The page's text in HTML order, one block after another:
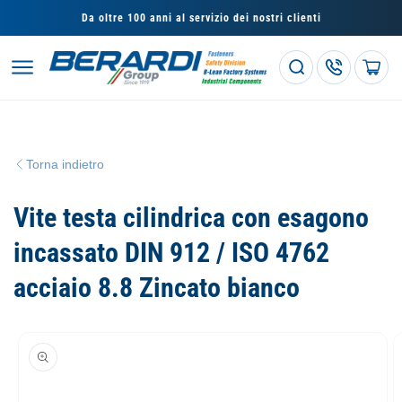
direttamente
ai contenuti
Da oltre 100 anni al servizio dei nostri clienti
Carrello
Torna indietro
Vite testa cilindrica con esagono
incassato DIN 912 / ISO 4762
acciaio 8.8 Zincato bianco
sul prodotto